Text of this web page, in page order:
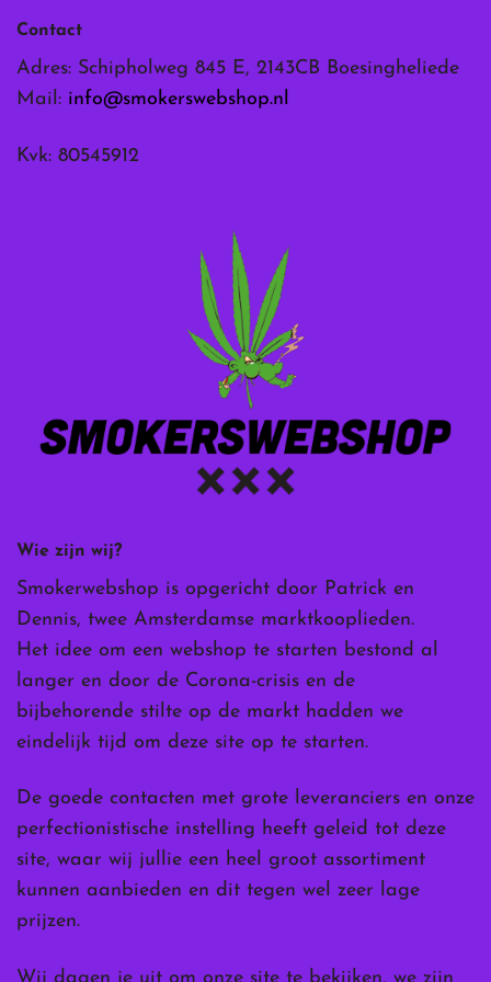
Wie zijn wij?
Smokerwebshop is opgericht door Patrick en
Dennis, twee Amsterdamse marktkooplieden.
Het idee om een webshop te starten bestond al
langer en door de Corona-crisis en de
bijbehorende stilte op de markt hadden we
eindelijk tijd om deze site op te starten.
De goede contacten met grote leveranciers en onze
perfectionistische instelling heeft geleid tot deze
site, waar wij jullie een heel groot assortiment
kunnen aanbieden en dit tegen wel zeer lage
prijzen.
Wij dagen je uit om onze site te bekijken, we zijn
Contact
Adres: Schipholweg 845 E, 2143CB Boesingheliede
Mail: info@smokerswebshop.nl
Kvk: 80545912